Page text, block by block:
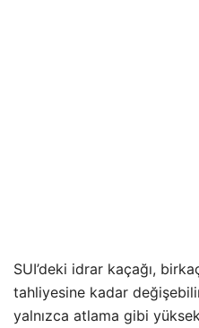
SUI’deki idrar kaçağı,
tahliyesine kadar
yalnızca atlama gibi